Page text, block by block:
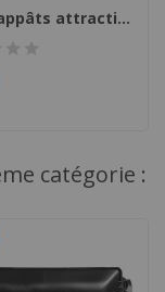
Blocs appâts attractifs Nara pour rongeurs
catégorie :